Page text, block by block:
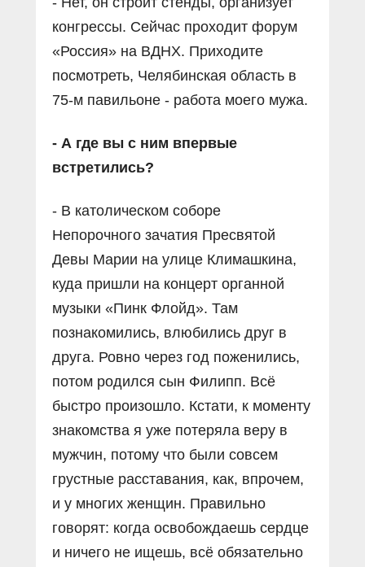
конгрессы. Сейчас проходит форум
«Россия» на ВДНХ. Приходите
посмотреть, Челябинская область в
75-м павильоне - работа моего мужа.
- А где вы с ним впервые
встретились?
- В католическом соборе
Непорочного зачатия Пресвятой
Девы Марии на улице Климашкина,
куда пришли на концерт органной
музыки «Пинк Флойд». Там
познакомились, влюбились друг в
друга. Ровно через год поженились,
потом родился сын Филипп. Всё
быстро произошло. Кстати, к моменту
знакомства я уже потеряла веру в
мужчин, потому что были совсем
грустные расставания, как, впрочем,
и у многих женщин. Правильно
говорят: когда освобождаешь сердце
и ничего не ищешь, всё обязательно